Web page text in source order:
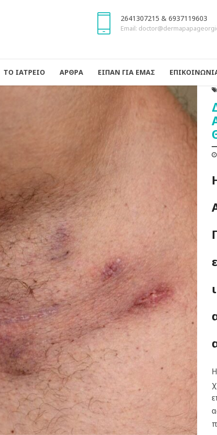
2641307215 & 6937119603
Email:
ΤΟ ΙΑΤΡΕΙΟ ΑΡΘΡΑ ΕΙΠΑΝ ΓΙΑ ΕΜΑΣ